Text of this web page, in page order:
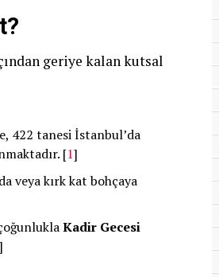
geriye kalan kutsal
422 tanesi İstanbul’da
[1]
veya kırk kat bohçaya
Kadir Gecesi
]